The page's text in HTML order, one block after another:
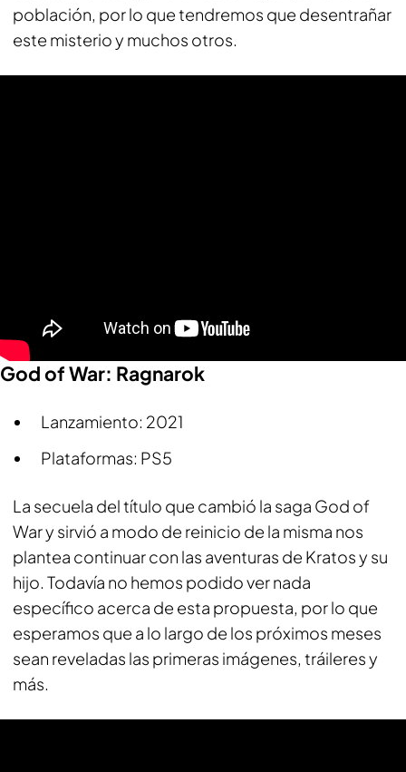
población, por lo que tendremos que desentrañar
este misterio y muchos otros.
God of War: Ragnarok
Lanzamiento: 2021
Plataformas: PS5
La secuela del título que cambió la saga God of
War y sirvió a modo de reinicio de la misma nos
plantea continuar con las aventuras de Kratos y su
hijo. Todavía no hemos podido ver nada
específico acerca de esta propuesta, por lo que
esperamos que a lo largo de los próximos meses
sean reveladas las primeras imágenes, tráileres y
más.